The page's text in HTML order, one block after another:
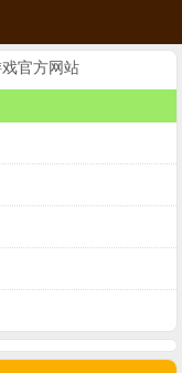
官方网站